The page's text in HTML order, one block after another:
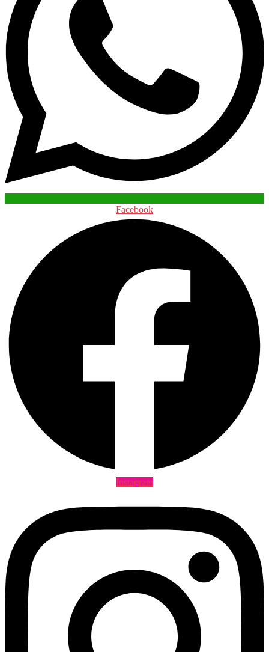
Facebook
Instagram